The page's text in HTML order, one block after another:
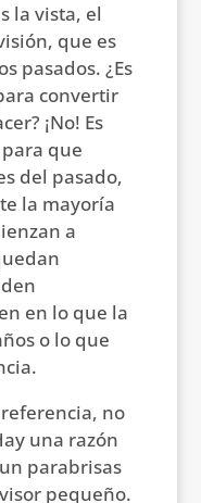
la vista, el
que es
pasados. ¿Es
convertir
¡No! Es
que
del pasado,
la mayoría
a
en lo que la
o lo que
no
una razón
parabrisas
pequeño.